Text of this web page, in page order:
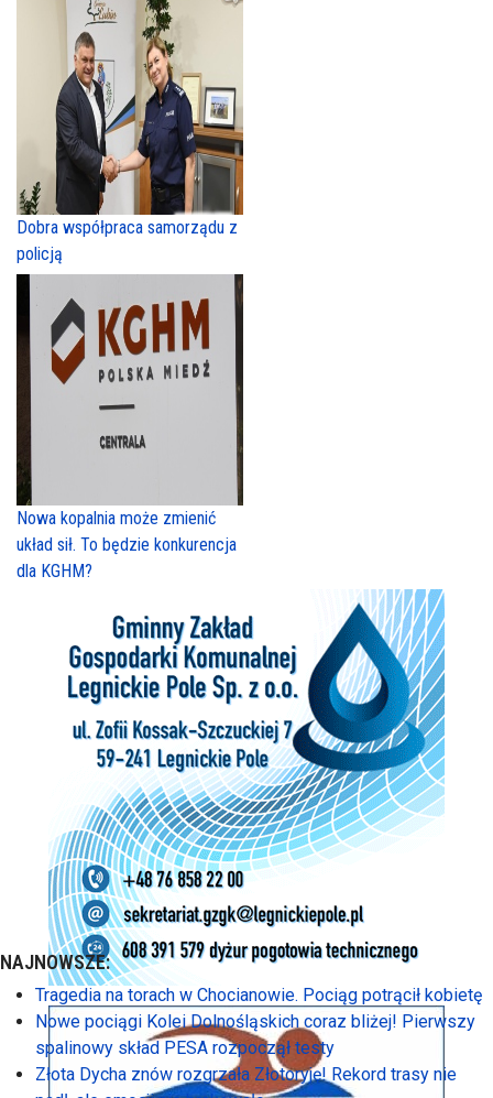
Dobra współpraca samorządu z
policją
Nowa kopalnia może zmienić
układ sił. To będzie konkurencja
dla KGHM?
NAJNOWSZE:
Tragedia na torach w Chocianowie. Pociąg potrącił kobietę
Nowe pociągi Kolei Dolnośląskich coraz bliżej! Pierwszy
spalinowy skład PESA rozpoczął testy
Złota Dycha znów rozgrzała Złotoryję! Rekord trasy nie